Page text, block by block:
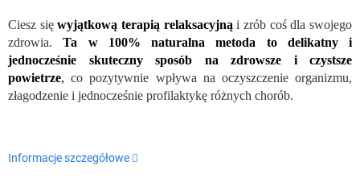
Ciesz sięwyjątkową terapią relaksacyjną i zrób coś dla swojego
zdrowia.Ta w 100% naturalna metoda to delikatny i
jednocześnie skuteczny sposób na zdrowsze i czystsze
powietrze, co pozytywnie wpływa na oczyszczenie organizmu,
złagodzenie i jednocześnie profilaktykę różnych chorób.
Informacje szczegółowe